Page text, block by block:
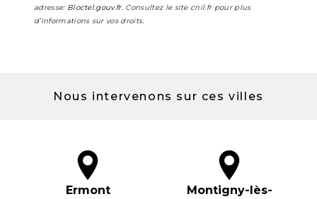
adresse: Bloctel.gouv.fr. Consultez le site cnil.fr pour plus
d’informations sur vos droits.
Nous intervenons sur ces villes
Ermont
Montigny-lès-